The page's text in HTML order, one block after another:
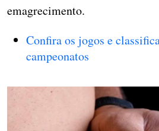
emagrecimento.
Confira os jogos e
campeonatos